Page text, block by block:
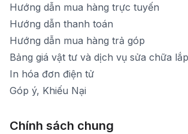
Hướng dẫn mua hàng trực tuyến
Hướng dẫn thanh toán
Hướng dẫn mua hàng trả góp
Bảng giá vật tư và dịch vụ sửa chữa
In hóa đơn điện tử
Góp ý, Khiếu Nại
Chính sách chung